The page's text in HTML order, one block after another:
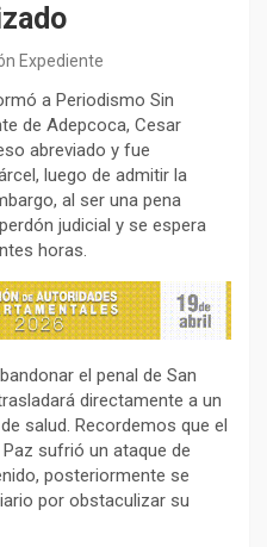
Expediente
a Periodismo Sin
de Adepcoca, Cesar
abreviado y fue
luego de admitir la
al ser una pena
judicial y se espera
horas.
el penal de San
directamente a un
salud. Recordemos que el
sufrió un ataque de
posteriormente se
por obstaculizar su